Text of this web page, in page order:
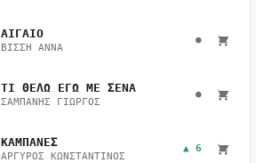
ΑΙΓΑΙΟ
ΒΙΣΣΗ ΑΝΝΑ
●
ΤΙ ΘΕΛΩ ΕΓΩ ΜΕ ΣΕΝΑ
ΣΑΜΠΑΝΗΣ ΓΙΩΡΓΟΣ
●
ΚΑΜΠΑΝΕΣ
ΑΡΓΥΡΟΣ ΚΩΝΣΤΑΝΤΙΝΟΣ
▲ 6